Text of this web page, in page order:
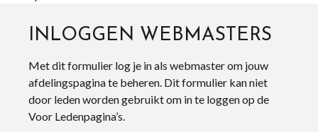
INLOGGEN WEBMASTERS
Met dit formulier log je in als webmaster om jouw
afdelingspagina te beheren. Dit formulier kan niet
door leden worden gebruikt om in te loggen op de
Voor Ledenpagina’s.